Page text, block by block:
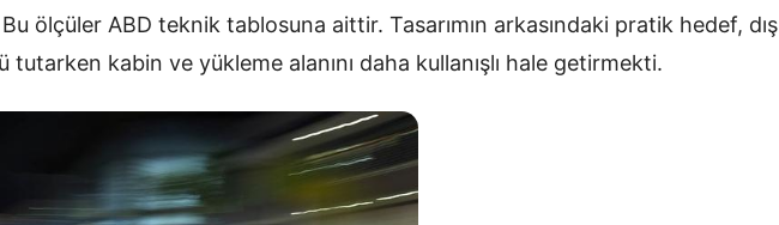
ölçüler ABD teknik tablosuna aittir. Tasarımın arkasındaki pratik hedef, dış
tutarken kabin ve yükleme alanını daha kullanışlı hale getirmekti.